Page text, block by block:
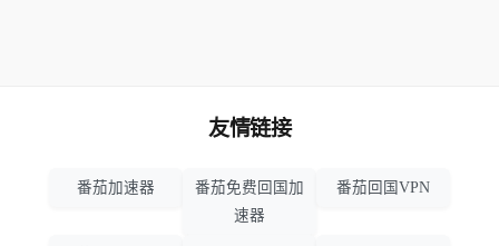
友情链接
番茄加速器
番茄免费回国加
速器
番茄回国VPN